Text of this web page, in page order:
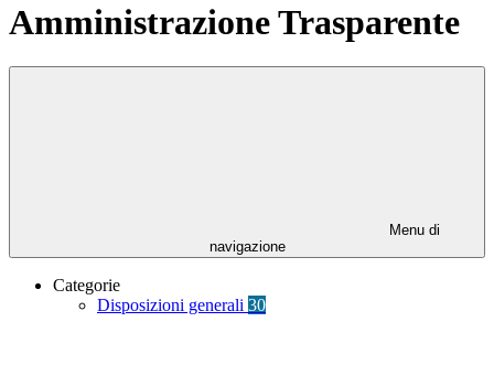
Amministrazione Trasparente
Menu di
navigazione
Categorie
Disposizioni generali 30